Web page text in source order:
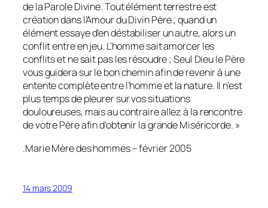
de la Parole Divine.Tout élément terrestre est
création dans l’Amour du Divin Père ; quand un
élément essaye d’en déstabiliser un autre, alors un
conflit entre en jeu. L’homme sait amorcer les
conflits et ne sait pas les résoudre ; Seul Dieu le Père
vous guidera sur le bon chemin afin de revenir à une
entente complète entre l’homme et la nature. Il n’est
plus temps de pleurer sur vos situations
douloureuses, mais au contraire allez à la rencontre
de votre Père afin d’obtenir la grande Miséricorde. »
.Marie Mère des hommes – février 2005
14 mars 2009